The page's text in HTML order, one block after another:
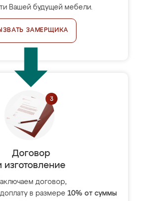
Вашей будущей мебели.
ЗАМЕРЩИКА
Договор
изготовление
договор,
в размере 10% от суммы